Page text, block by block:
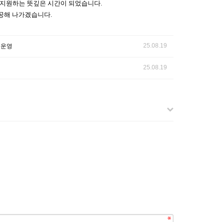
원하는 뜻깊은 시간이 되었습니다.
해 나가겠습니다.
영 25.08.19
25.08.19